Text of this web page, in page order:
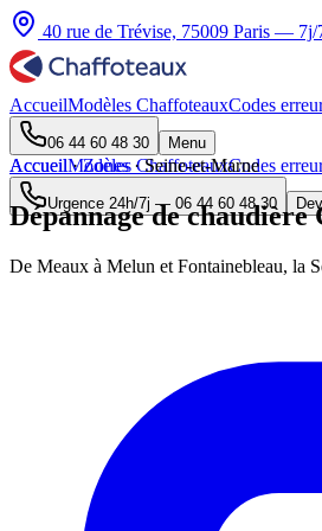
40 rue de Trévise, 75009 Paris — 7j/
AccueilModèles ChaffoteauxCodes
06 44 60 48 30 Menu
AccueilModèles ChaffoteauxCodes
Urgence 24h/7j — 06 44 60 48 30
Accueil·Zones·Seine-et-Marne
Dépannage de
De Meaux à Melun et Fontainebleau, la